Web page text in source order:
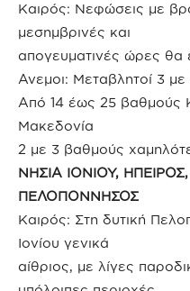
Καιρός: Νεφώσεις με
μεσημβρινές και
απογευματινές ώρες θα
Ανεμοι: Μεταβλητοί 3
Από 14 έως 25 βαθμούς
Μακεδονία
2 με 3 βαθμούς
ΝΗΣΙΑ ΙΟΝΙΟΥ,
ΠΕΛΟΠΟΝΝΗΣΟΣ
Καιρός: Στη δυτική
Ιονίου γενικά
αίθριος, με λίγες